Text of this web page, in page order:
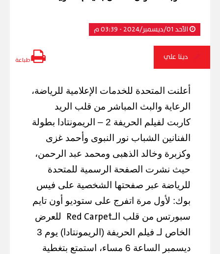
الأحد 01/ديسمبر/2024 - 03:39 م
دينا علي طباعة
أعلنت المتحدة للخدمات الإعلامية للرياضة،
الرعاية والبث المباشر من قلب الريد
كاربت لفيلم الحريفة 2 – الريمونتادا بطولة
الفنانين الشباب نور النبوى وأحمد غزى
وكزبرة وخالد الذهبى ومحمد عبد الرحمن،
حيث نشرت الصفحة الرسمية للمتحدة
للرياضة عبر صفحتها الشخصية على فيس
بوك: لأول مرة اتفرج على ستوديو أون تايم
سبورتس من قلب الـRed Carpet
للعرض
الخاص لـ فيلم الحريفة (الريمونتادا) يوم 3
ديسمبر الساعة 6 مساء، استمتع بتغطية